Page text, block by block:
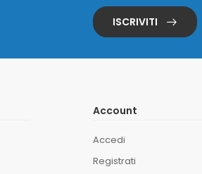
ISCRIVITI
Account
Accedi
Registrati